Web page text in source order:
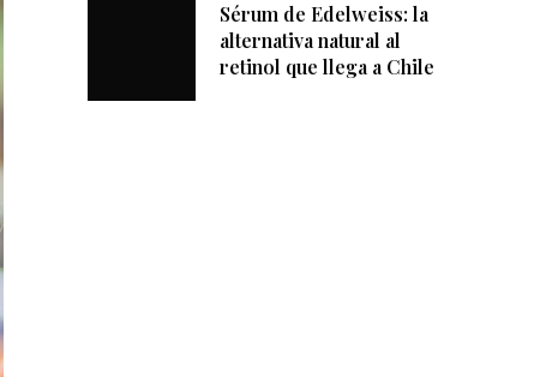
Sérum de Edelweiss: la
alternativa natural al
retinol que llega a Chile